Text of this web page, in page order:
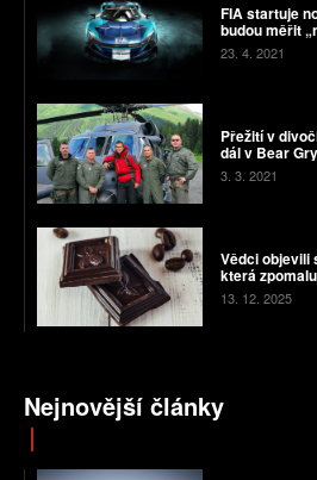
FIA startuje
budou měřit
23. 4. 2021
Přežití v
dál v Bear
3. 3. 2021
Vědci objevili
která
13. 12. 2025
Nejnovější články